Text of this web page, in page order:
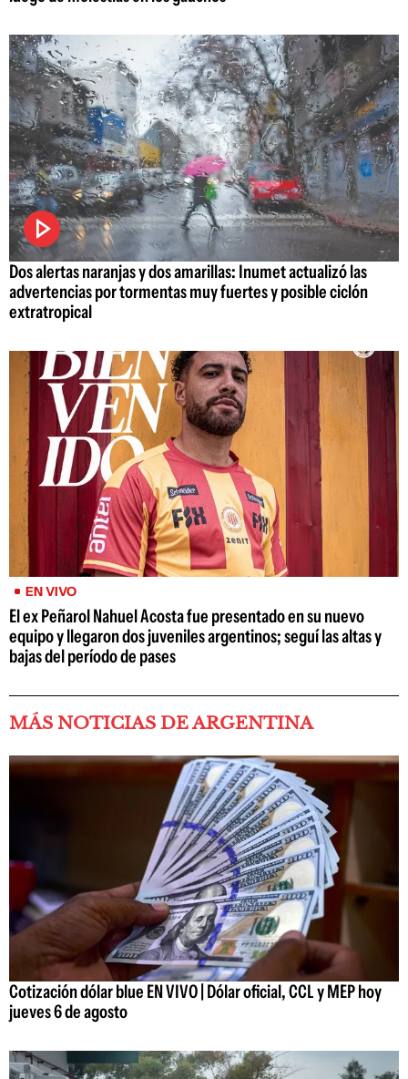
Dos alertas naranjas y dos amarillas: Inumet actualizó las
advertencias por tormentas muy fuertes y posible ciclón
extratropical
EN VIVO
El ex Peñarol Nahuel Acosta fue presentado en su nuevo
equipo y llegaron dos juveniles argentinos; seguí las altas y
bajas del período de pases
MÁS NOTICIAS DE ARGENTINA
Cotización dólar blue EN VIVO | Dólar oficial, CCL y MEP hoy
jueves 6 de agosto